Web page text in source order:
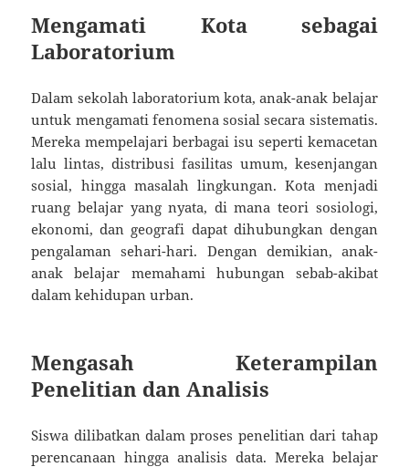
Mengamati Kota sebagai
Laboratorium
Dalam sekolah laboratorium kota, anak-anak belajar
untuk mengamati fenomena sosial secara sistematis.
Mereka mempelajari berbagai isu seperti kemacetan
lalu lintas, distribusi fasilitas umum, kesenjangan
sosial, hingga masalah lingkungan. Kota menjadi
ruang belajar yang nyata, di mana teori sosiologi,
ekonomi, dan geografi dapat dihubungkan dengan
pengalaman sehari-hari. Dengan demikian, anak-
anak belajar memahami hubungan sebab-akibat
dalam kehidupan urban.
Mengasah Keterampilan
Penelitian dan Analisis
Siswa dilibatkan dalam proses penelitian dari tahap
perencanaan hingga analisis data. Mereka belajar